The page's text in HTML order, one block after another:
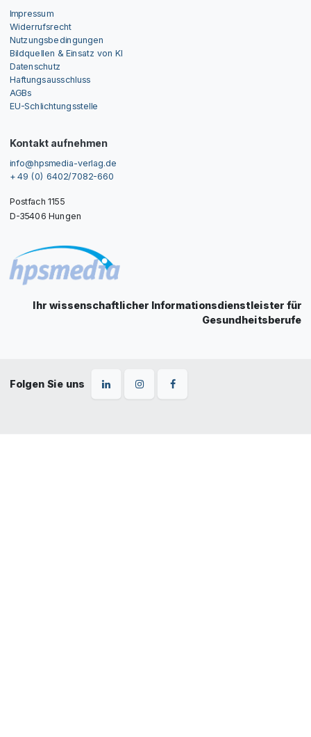
Impressum
Widerrufsrecht
Nutzungsbedingungen
Bildquellen & Einsatz von KI
Datenschutz
Haftungsausschluss
AGBs
EU-Schlichtungsstelle
Kontakt aufnehmen
info@hpsmedia-verlag.de
+ 49 (0) 6402/7082-660
Postfach 1155
D-35406 Hungen
Ihr wissenschaftlicher Informationsdienstleister für
Gesundheitsberufe
Folgen Sie uns